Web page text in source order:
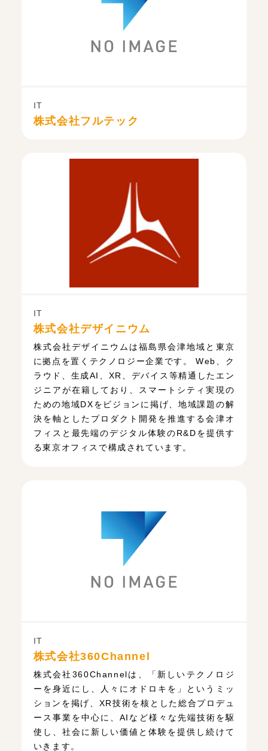
IT
株式会社フルテック
IT
株式会社デザイニウム
株式会社デザイニウムは福島県会津地域と東京
に拠点を置くテクノロジー企業です。 Web、ク
ラウド、生成AI、XR、デバイス等精通したエン
ジニアが在籍しており、スマートシティ実現の
ための地域DXをビジョンに掲げ、地域課題の解
決を軸としたプロダクト開発を推進する会津オ
フィスと最先端のデジタル体験のR&Dを提供す
る東京オフィスで構成されています。
IT
株式会社360Channel
株式会社360Channelは、「新しいテクノロジ
ーを身近にし、人々にオドロキを」というミッ
ションを掲げ、XR技術を核とした総合プロデュ
ース事業を中心に、AIなど様々な先端技術を駆
使し、社会に新しい価値と体験を提供し続けて
いきます。